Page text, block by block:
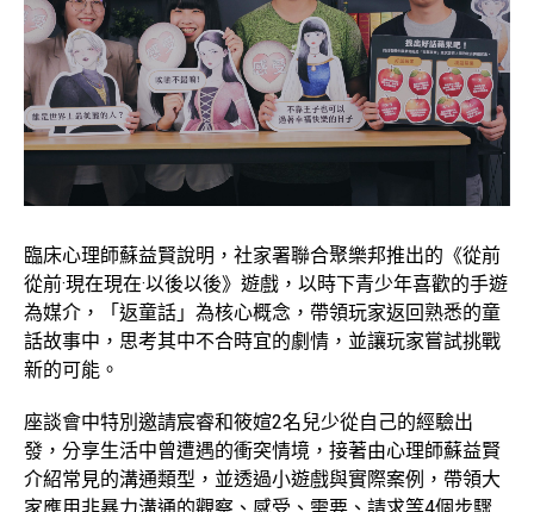
臨床心理師蘇益賢說明，社家署聯合聚樂邦推出的《從前
從前·現在現在·以後以後》遊戲，以時下青少年喜歡的手遊
為媒介，「返童話」為核心概念，帶領玩家返回熟悉的童
話故事中，思考其中不合時宜的劇情，並讓玩家嘗試挑戰
新的可能。
座談會中特別邀請宸睿和筱媗2名兒少從自己的經驗出
發，分享生活中曾遭遇的衝突情境，接著由心理師蘇益賢
介紹常見的溝通類型，並透過小遊戲與實際案例，帶領大